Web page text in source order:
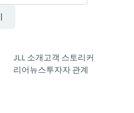
JLL 소개고객 스토리커
리어뉴스투자자 관계